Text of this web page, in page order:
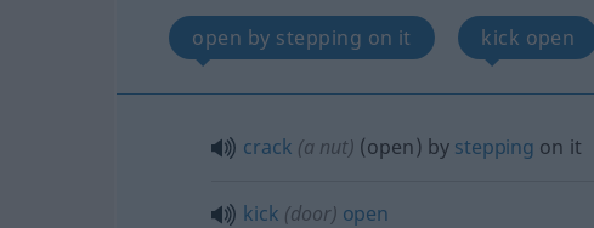
open by stepping on it kick open
crack (a nut) (open) by stepping on it
kick (door) open